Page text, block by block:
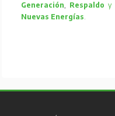
Generación, Respaldo y
Nuevas Energías.